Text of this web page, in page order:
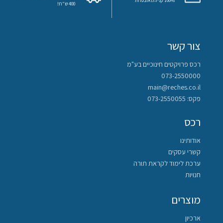
400 ש"ח!
צור קשר
רכס פרויקטים חינוכיים בע"מ
073-2550000
main@reches.co.il
פקס: 073-2550055
רכס
אודותינו
קשרי עסקים
ערכת לימוד לקראת תורה
חנויות
מוצרים
ארכיון